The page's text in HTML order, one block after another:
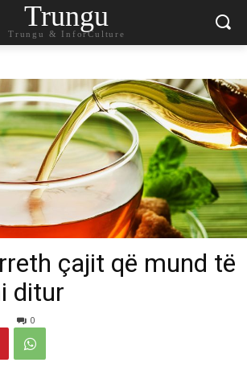
Trungu
Trungu & InforCulture
çajit që mund të
ditur
0